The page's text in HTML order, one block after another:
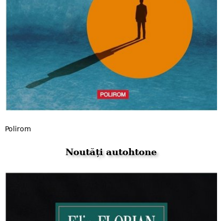
Polirom
Noutăți autohtone